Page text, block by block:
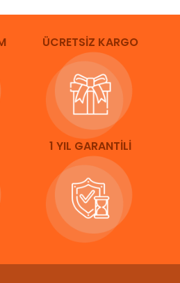
ÜCRETSİZ KARGO
1 YIL GARANTİLİ